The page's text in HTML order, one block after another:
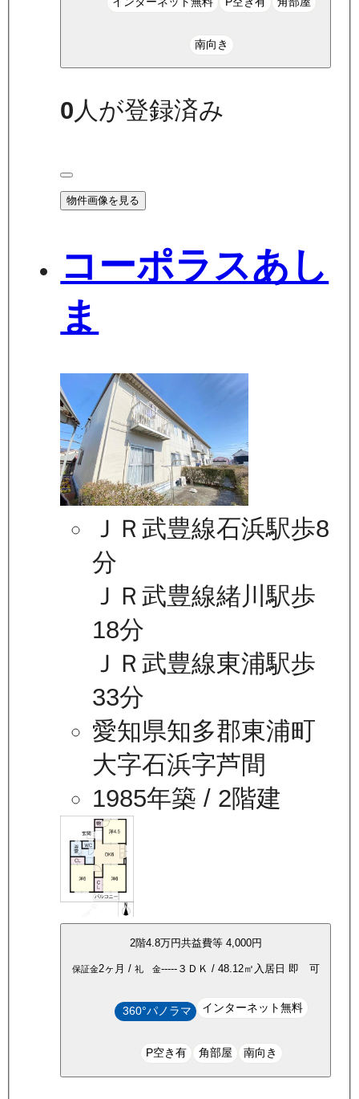
南向き
0 人が登録済み
物件画像を見る
コーポラスあし
ま
ＪＲ武豊線石浜駅歩8
分
ＪＲ武豊線緒川駅歩
18分
ＪＲ武豊線東浦駅歩
33分
愛知県知多郡東浦町
大字石浜字芦間
1985年築 / 2階建
2階4.8万円共益費等 4,000円
保証金2ヶ月 / 礼 金-----３ＤＫ / 48.12㎡ 入居日 即 可
360°パノラマ インターネット無料
P空き有 角部屋 南向き